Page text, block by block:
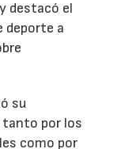
destacó el
deporte a
su
por los
como por